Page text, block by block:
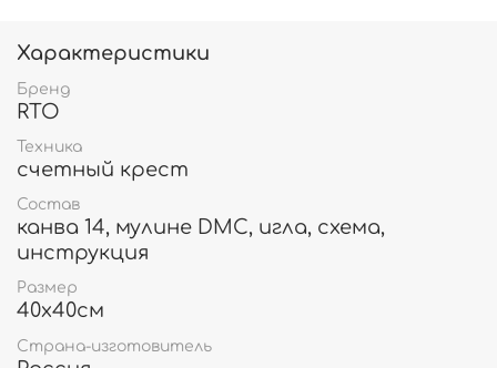
Характеристики
Бренд
RTO
Техника
счетный крест
Состав
канва 14, мулине DMC, игла, схема,
инструкция
Размер
40х40см
Страна-изготовитель